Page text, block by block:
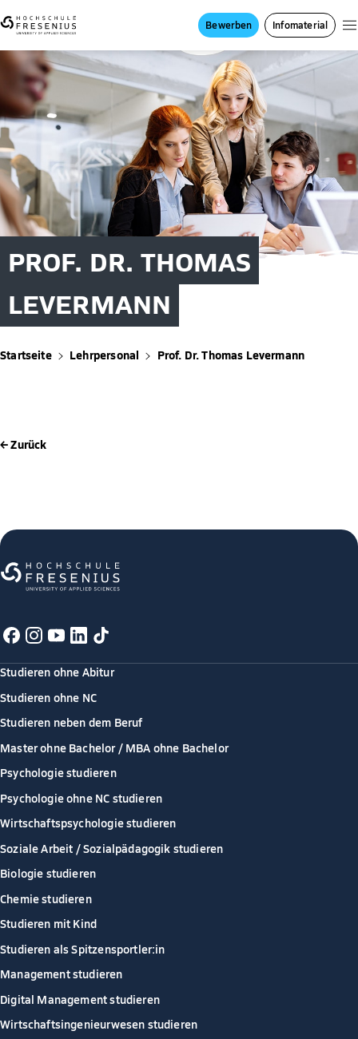
Bewerben Infomaterial
PROF. DR. THOMAS
LEVERMANN
Startseite Lehrpersonal Prof. Dr. Thomas Levermann
← Zurück
Studieren ohne Abitur
Studieren ohne NC
Studieren neben dem Beruf
Master ohne Bachelor / MBA ohne Bachelor
Psychologie studieren
Psychologie ohne NC studieren
Wirtschaftspsychologie studieren
Soziale Arbeit / Sozialpädagogik studieren
Biologie studieren
Chemie studieren
Studieren mit Kind
Studieren als Spitzensportler:in
Management studieren
Digital Management studieren
Wirtschaftsingenieurwesen studieren